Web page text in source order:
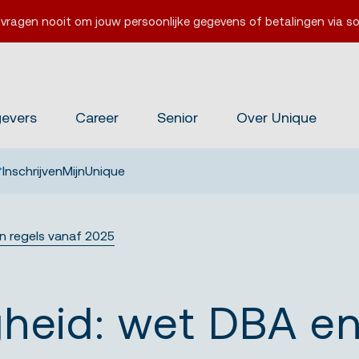
nooit om jouw persoonlijke gegevens of betalingen via
Career Senior Over Unique
InschrijvenMijnUnique
regels vanaf 2025
wet DBA